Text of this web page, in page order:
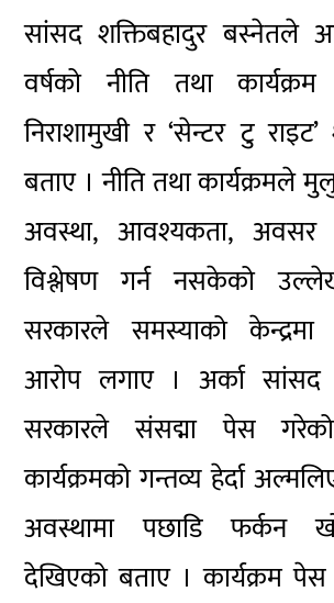
सांसद शक्तिबहादुर बस्नेतले
वर्षको नीति तथा कार्यक्रम
निराशामुखी र ‘सेन्टर टु
बताए । नीति तथा कार्यक्रमले
अवस्था, आवश्यकता, अवसर
विश्लेषण गर्न नसकेको
सरकारले समस्याको केन्द्रमा
आरोप लगाए । अर्का सांसद
सरकारले संसद्मा पेस
कार्यक्रमको गन्तव्य हेर्दा
अवस्थामा पछाडि फर्कन
देखिएको बताए । कार्यक्रम